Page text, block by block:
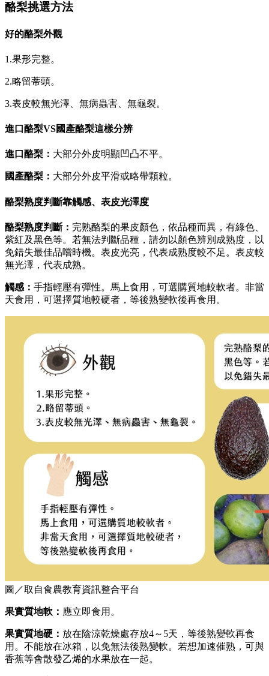
酪梨挑選方法
好的酪梨外觀
1.果形完整。
2.略留蒂頭。
3.表皮較無光澤、無病蟲害、無龜裂。
進口酪梨VS國產酪梨這樣分辨
進口酪梨： 大部分外皮明顯凹凸不平。
國產酪梨： 大部分外皮平滑或略帶顆粒。
酪梨熟度判斷靠觸感、表皮光澤度
酪梨熟度判斷： 完熟酪梨的果皮顏色，依品種而異，有綠色、
紫紅及黑色等。若無法判斷品種，請勿以顏色辨別成熟度，以
免錯失最佳品嚐時機。表皮光亮，代表成熟度較不足。表皮較
無光澤，代表成熟。
觸感： 手指輕壓有彈性。馬上食用，可選購質地較軟者。非當
天食用，可選擇質地較硬者，等後熟變軟後再食用。
圖／取自食農教育資訊整合平台
果實質地軟： 應立即食用。
果實質地硬： 放在陰涼乾燥處存放4～5天，等後熟變軟再食
用。不能放在冰箱，以免無法後熟變軟。若想加速催熟，可與
香蕉等會散發乙烯的水果放在一起。